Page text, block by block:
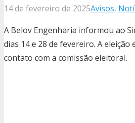
14 de fevereiro de 2025Avisos,
A Belov Engenharia informou ao
dias 14 e 28 de fevereiro. A
contato com a comissão eleitoral.